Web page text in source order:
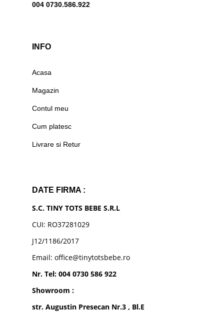
004 0730.586.922
INFO
Acasa
Magazin
Contul meu
Cum platesc
Livrare si Retur
DATE FIRMA :
S.C. TINY TOTS BEBE S.R.L
CUI: RO37281029
J12/1186/2017
Email: office@tinytotsbebe.ro
Nr. Tel: 004 0730 586 922
Showroom :
str. Augustin Presecan Nr.3 , Bl.E